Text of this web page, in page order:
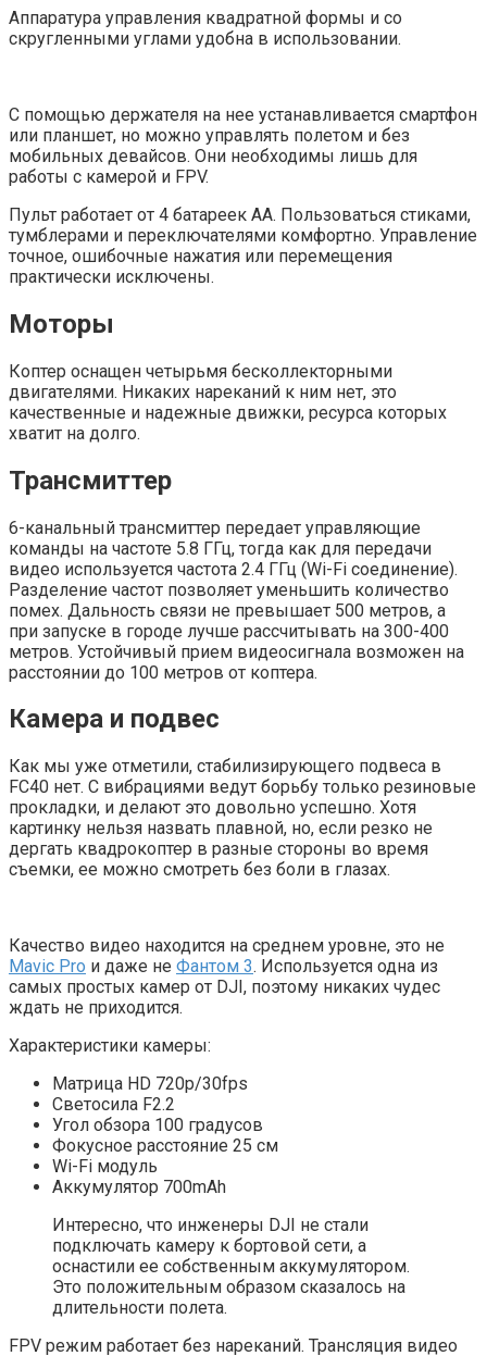
Аппаратура управления квадратной формы и со
скругленными углами удобна в использовании.
С помощью держателя на нее устанавливается смартфон
или планшет, но можно управлять полетом и без
мобильных девайсов. Они необходимы лишь для
работы с камерой и FPV.
Пульт работает от 4 батареек АА. Пользоваться стиками,
тумблерами и переключателями комфортно. Управление
точное, ошибочные нажатия или перемещения
практически исключены.
Моторы
Коптер оснащен четырьмя бесколлекторными
двигателями. Никаких нареканий к ним нет, это
качественные и надежные движки, ресурса которых
хватит на долго.
Трансмиттер
6-канальный трансмиттер передает управляющие
команды на частоте 5.8 ГГц, тогда как для передачи
видео используется частота 2.4 ГГц (Wi-Fi соединение).
Разделение частот позволяет уменьшить количество
помех. Дальность связи не превышает 500 метров, а
при запуске в городе лучше рассчитывать на 300-400
метров. Устойчивый прием видеосигнала возможен на
расстоянии до 100 метров от коптера.
Камера и подвес
Как мы уже отметили, стабилизирующего подвеса в
FC40 нет. С вибрациями ведут борьбу только резиновые
прокладки, и делают это довольно успешно. Хотя
картинку нельзя назвать плавной, но, если резко не
дергать квадрокоптер в разные стороны во время
съемки, ее можно смотреть без боли в глазах.
Качество видео находится на среднем уровне, это не
Mavic Pro и даже не Фантом 3. Используется одна из
самых простых камер от DJI, поэтому никаких чудес
ждать не приходится.
Характеристики камеры:
Матрица HD 720p/30fps
Светосила F2.2
Угол обзора 100 градусов
Фокусное расстояние 25 см
Wi-Fi модуль
Аккумулятор 700mAh
Интересно, что инженеры DJI не стали
подключать камеру к бортовой сети, а
оснастили ее собственным аккумулятором.
Это положительным образом сказалось на
длительности полета.
FPV режим работает без нареканий. Трансляция видео